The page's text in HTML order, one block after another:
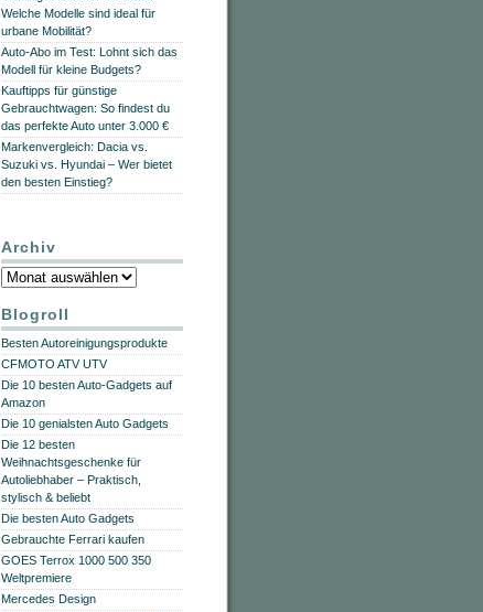
Welche Modelle sind ideal für
urbane Mobilität?
Auto-Abo im Test: Lohnt sich das
Modell für kleine Budgets?
Kauftipps für günstige
Gebrauchtwagen: So findest du
das perfekte Auto unter 3.000 €
Markenvergleich: Dacia vs.
Suzuki vs. Hyundai – Wer bietet
den besten Einstieg?
Archiv
Archiv
Blogroll
Besten Autoreinigungsprodukte
CFMOTO ATV UTV
Die 10 besten Auto-Gadgets auf
Amazon
Die 10 genialsten Auto Gadgets
Die 12 besten
Weihnachtsgeschenke für
Autoliebhaber – Praktisch,
stylisch & beliebt
Die besten Auto Gadgets
Gebrauchte Ferrari kaufen
GOES Terrox 1000 500 350
Weltpremiere
Mercedes Design